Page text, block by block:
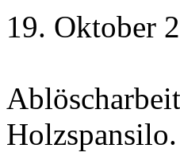
19. Oktober
Holzspansilo.